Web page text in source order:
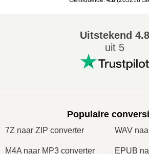
Uitstekend 4.8
uit 5
Populaire
7Z naar ZIP converter WAV
M4A naar MP3 converter EPUB